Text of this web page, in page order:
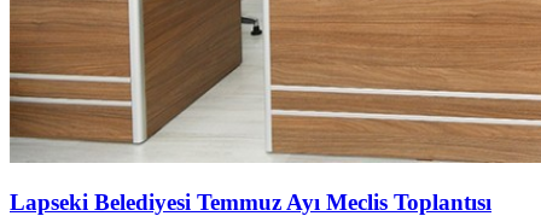
Lapseki Belediyesi Temmuz Ayı Meclis Toplantısı